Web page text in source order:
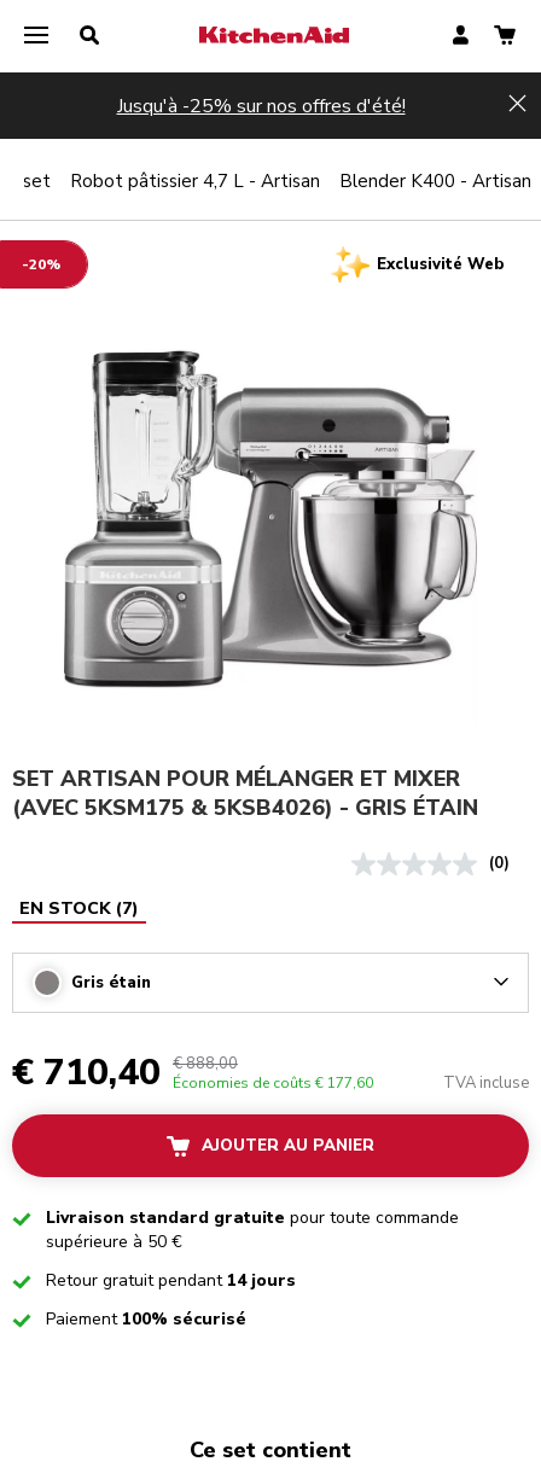
Jusqu'à -25% sur nos offres d'été!
-20% Exclusivité Web
SET ARTISAN POUR MÉLANGER ET MIXER
(AVEC 5KSM175 & 5KSB4026) - GRIS ÉTAIN
(0)
EN STOCK (7)
Gris étain
€ 710,40 € 888,00
Économies de coûts € 177,60 TVA incluse
AJOUTER AU PANIER
CheckedLivraison standard gratuite pour toute commande
supérieure à 50 €
CheckedRetour gratuit pendant 14 jours
CheckedPaiement 100% sécurisé
set Robot pâtissier 4,7 L - Artisan Blender K400 - Artisan
Ce set contient